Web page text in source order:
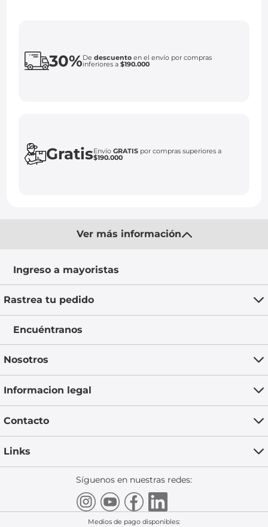
30%Dedescuento en el envío por compras
inferiores a$190.000
GratisEnvíoGRATIS por compras superiores a
$190.000
Ver más información
Ingreso a mayoristas
Rastrea tu pedido
Encuéntranos
Nosotros
Informacion legal
Contacto
Links
Síguenos en nuestras redes:
Medios de pago disponibles: